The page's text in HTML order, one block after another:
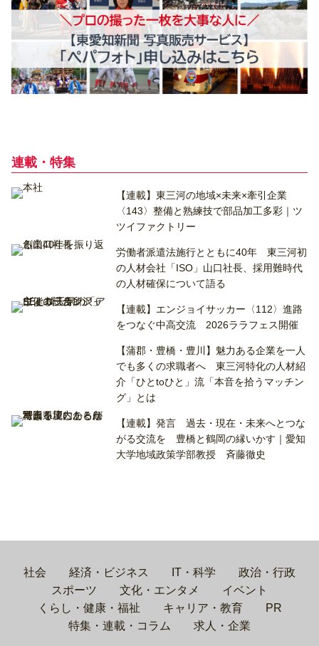
連載・特集
【連載】東三河の地域×未来×牽引企業
〈143〉整備と熟練技で部品加工多彩｜ツ
ツイファクトリー
労働者派遣法施行とともに40年 東三河初
の人材会社「ISO」山口社長、採用難時代
の人材確保について語る
【連載】エンジョイサッカー〈112〉進路
をつなぐ中高交流 2026ララフェス開催
【蒲郡・豊橋・豊川】魅力ある企業を一人
でも多くの求職者へ 東三河特化の人材紹
介「ひとtoひと」流「本音を拾うマッチン
グ」とは
【連載】発言 過去・現在・未来へとつな
がる交流を 豊橋と鶴岡の縁いかす｜愛知
大学地域政策学部教授 斉藤徹史
社会 経済・ビジネス IT・科学
政治・行政
スポーツ
文化・エンタメ
イベント
くらし・健康・福祉
キャリア・教育
PR
特集・連載・コラム
求人・企業